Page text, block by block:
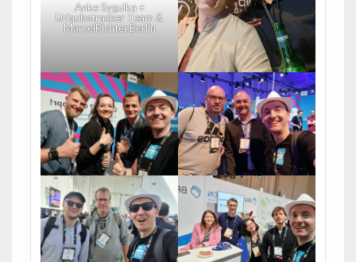
Anke Sygulka +
Urlaubstracker Team &
MarcelRichter.Berlin